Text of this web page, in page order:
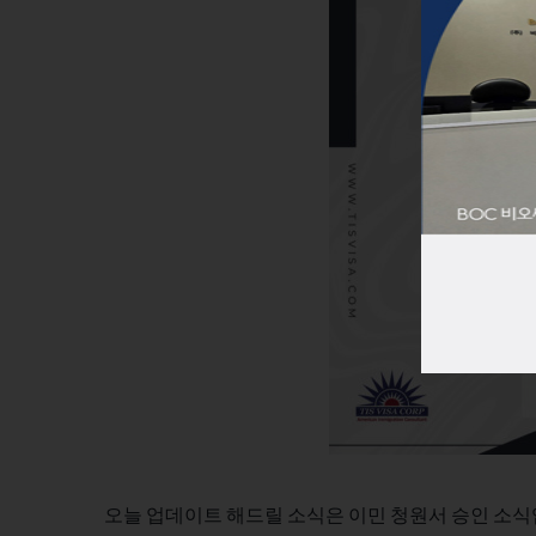
오늘 업데이트 해드릴 소식은 이민 청원서 승인 소